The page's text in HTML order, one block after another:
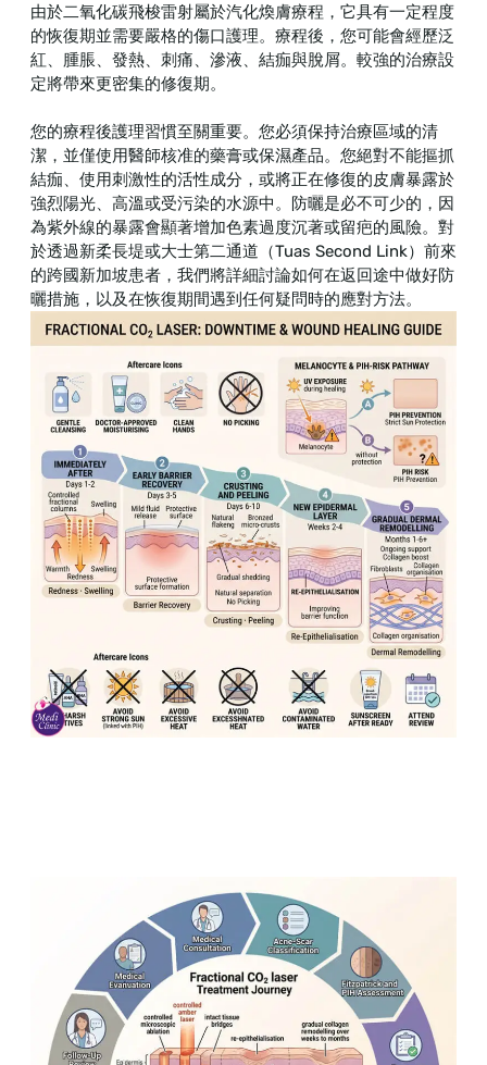
由於二氧化碳飛梭雷射屬於汽化煥膚療程，它具有一定程度
的恢復期並需要嚴格的傷口護理。療程後，您可能會經歷泛
紅、腫脹、發熱、刺痛、滲液、結痂與脫屑。較強的治療設
定將帶來更密集的修復期。
您的療程後護理習慣至關重要。您必須保持治療區域的清
潔，並僅使用醫師核准的藥膏或保濕產品。您絕對不能摳抓
結痂、使用刺激性的活性成分，或將正在修復的皮膚暴露於
強烈陽光、高溫或受污染的水源中。防曬是必不可少的，因
為紫外線的暴露會顯著增加色素過度沉著或留疤的風險。對
於透過新柔長堤或大士第二通道（Tuas Second Link）前來
的跨國新加坡患者，我們將詳細討論如何在返回途中做好防
曬措施，以及在恢復期間遇到任何疑問時的應對方法。